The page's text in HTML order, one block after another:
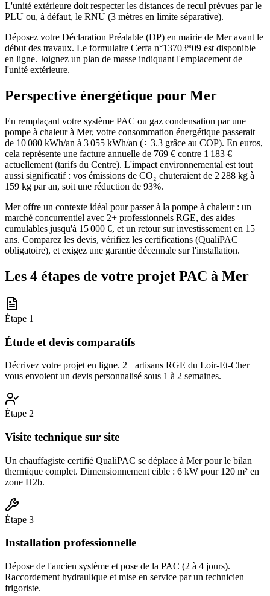
L'unité extérieure doit respecter les distances de recul prévues par le
PLU ou, à défaut, le RNU (3 mètres en limite séparative).
Déposez votre Déclaration Préalable (DP) en mairie de Mer avant le
début des travaux. Le formulaire Cerfa n°13703*09 est disponible
en ligne. Joignez un plan de masse indiquant l'emplacement de
l'unité extérieure.
Perspective énergétique pour Mer
En remplaçant votre système PAC ou gaz condensation par une
pompe à chaleur à Mer, votre consommation énergétique passerait
de 10 080 kWh/an à 3 055 kWh/an (÷ 3.3 grâce au COP). En euros,
cela représente une facture annuelle de 769 € contre 1 183 €
actuellement (tarifs du Centre). L'impact environnemental est tout
aussi significatif : vos émissions de CO₂ chuteraient de 2 288 kg à
159 kg par an, soit une réduction de 93%.
Mer offre un contexte idéal pour passer à la pompe à chaleur : un
marché concurrentiel avec 2+ professionnels RGE, des aides
cumulables jusqu'à 15 000 €, et un retour sur investissement en 15
ans. Comparez les devis, vérifiez les certifications (QualiPAC
obligatoire), et exigez une garantie décennale sur l'installation.
Les 4 étapes de votre projet PAC à Mer
Étape 1
Étude et devis comparatifs
Décrivez votre projet en ligne. 2+ artisans RGE du Loir-Et-Cher
vous envoient un devis personnalisé sous 1 à 2 semaines.
Étape 2
Visite technique sur site
Un chauffagiste certifié QualiPAC se déplace à Mer pour le bilan
thermique complet. Dimensionnement cible : 6 kW pour 120 m² en
zone H2b.
Étape 3
Installation professionnelle
Dépose de l'ancien système et pose de la PAC (2 à 4 jours).
Raccordement hydraulique et mise en service par un technicien
frigoriste.